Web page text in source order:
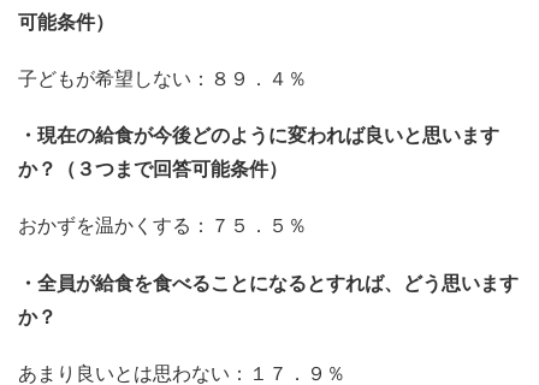
可能条件）
子どもが希望しない：８９．４％
・現在の給食が今後どのように変われば良いと思います
か？（３つまで回答可能条件）
おかずを温かくする：７５．５％
・全員が給食を食べることになるとすれば、どう思います
か？
あまり良いとは思わない：１７．９％